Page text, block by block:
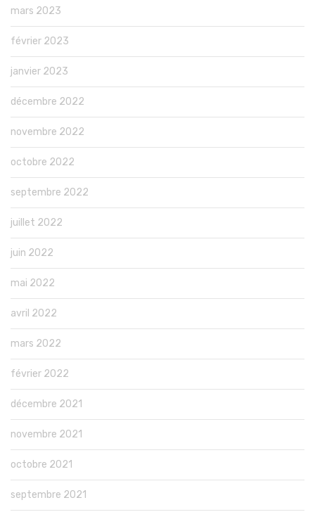
mars 2023
février 2023
janvier 2023
décembre 2022
novembre 2022
octobre 2022
septembre 2022
juillet 2022
juin 2022
mai 2022
avril 2022
mars 2022
février 2022
décembre 2021
novembre 2021
octobre 2021
septembre 2021